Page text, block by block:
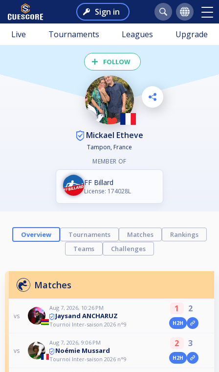
Sign in
Live Tournaments Leagues Upgrade
FOLLOW
Mickael Etheve
Tampon, France
MEMBER OF
FF Billard
License: 174028L
Overview Tournaments Matches
Rankings
Teams
Challenges
Matches
vs
Aug 7, 2026, 10:26 PM
Jaysand ANCHARUZ
Tournoi Inter-saison 2026 n°9
1 2
H2H
vs
Aug 7, 2026, 9:06 PM
Noémie Mussard
Tournoi Inter-saison 2026 n°9
2 3
H2H